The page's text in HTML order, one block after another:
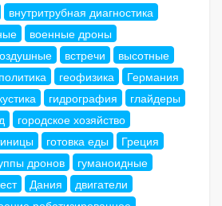
внутритрубная диагностика
военные дроны
встречи
высотные
геофизика
Германия
гидрография
глайдеры
городское хозяйство
готовка еды
Греция
дронов
гуманоидные
Дания
двигатели